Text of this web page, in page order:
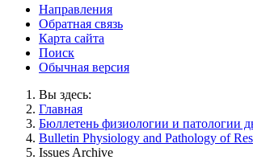
Направления
Обратная связь
Карта сайта
Поиск
Обычная версия
Вы здесь:
Главная
Бюллетень физиологии и патологии
Bulletin Physiology and Pathology of
Issues Archive